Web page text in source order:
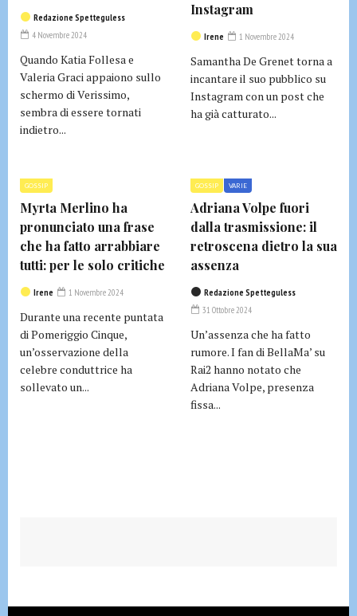
Redazione Spetteguless
4 Novembre 2024
Quando Katia Follesa e
Valeria Graci appaiono sullo
schermo di Verissimo,
sembra di essere tornati
indietro...
Instagram
Irene 1 Novembre 2024
Samantha De Grenet torna a
incantare il suo pubblico su
Instagram con un post che
ha già catturato...
GOSSIP
Myrta Merlino ha
pronunciato una frase
che ha fatto arrabbiare
tutti: per le solo critiche
Irene 1 Novembre 2024
Durante una recente puntata
di Pomeriggio Cinque,
un’osservazione della
celebre conduttrice ha
sollevato un...
GOSSIP VARIE
Adriana Volpe fuori
dalla trasmissione: il
retroscena dietro la sua
assenza
Redazione Spetteguless
31 Ottobre 2024
Un’assenza che ha fatto
rumore. I fan di BellaMa’ su
Rai2 hanno notato che
Adriana Volpe, presenza
fissa...